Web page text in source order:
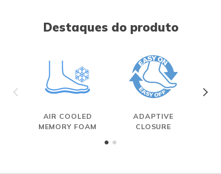
Destaques do produto
AIR COOLED
MEMORY FOAM
ADAPTIVE
CLOSURE